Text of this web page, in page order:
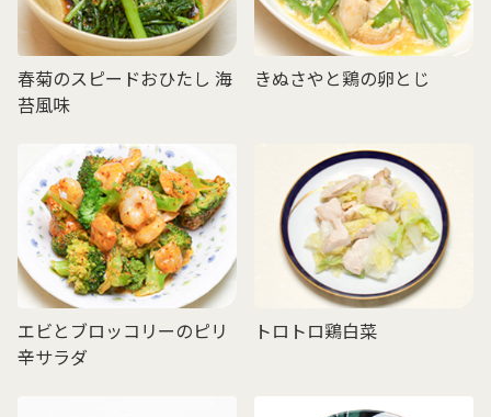
春菊のスピードおひたし 海
苔風味
きぬさやと鶏の卵とじ
エビとブロッコリーのピリ
辛サラダ
トロトロ鶏白菜